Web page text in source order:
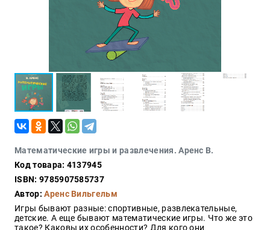
Математические игры и развлечения. Аренс В.
Код товара: 4137945
ISBN: 9785907585737
Автор:Аренс Вильгельм
Игры бывают разные: спортивные, развлекательные,
детские. А еще бывают математические игры. Что же это
такое? Каковы их особенности? Для кого они
Религия
Туризм
Разное
гастрономия,
кулинария
Красота
и
здоровье